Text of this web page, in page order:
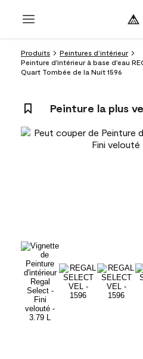
Produits
Peintures d’intérieur
Peinture d'intérieur à base d'eau
Quart Tombée de la Nuit 1596
Peinture la plus